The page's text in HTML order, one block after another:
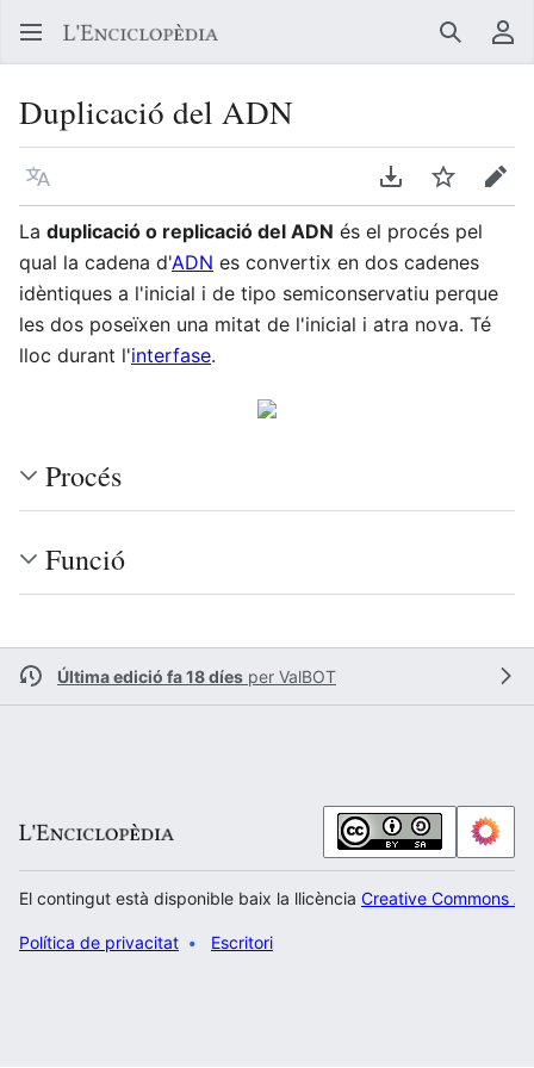
Buscar
Duplicació del ADN
Llegir en un atre idioma Descarregar en
Vigilar
La duplicació o replicació del ADN és el procés pel
qual la cadena d'ADN es convertix en dos cadenes
idèntiques a l'inicial i de tipo semiconservatiu perque
les dos poseïxen una mitat de l'inicial i atra nova. Té
lloc durant l'interfase.
Procés
Funció
Última edició fa 18 díes per ValBOT
El contingut està disponible baix la llicència Creative Commons
Política de privacitat Escritori